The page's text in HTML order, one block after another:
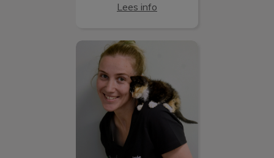
Lees info
ESMEE